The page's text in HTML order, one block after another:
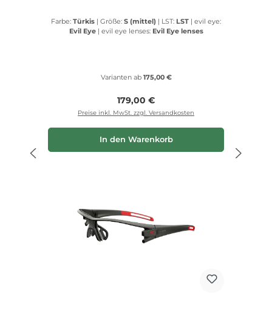
Farbe: Türkis | Größe: S (mittel) | LST: LST | evil eye:
Evil Eye | evil eye lenses: Evil Eye lenses
Varianten ab175,00 €
Regulärer Preis:
179,00 €
Preise inkl. MwSt. zzgl. Versandkosten
In den Warenkorb